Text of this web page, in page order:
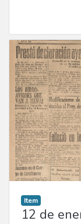
Item
12 de